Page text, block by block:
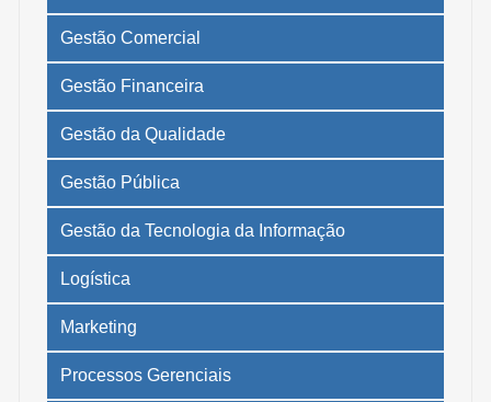
Gestão Comercial
Gestão Financeira
Gestão da Qualidade
Gestão Pública
Gestão da Tecnologia da Informação
Logística
Marketing
Processos Gerenciais